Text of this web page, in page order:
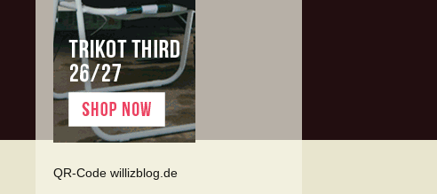
QR-Code willizblog.de